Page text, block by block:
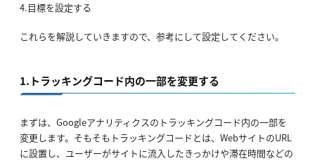
4.目標を設定する
これらを解説していきますので、参考にして設定してください。
1.トラッキングコード内の一部を変更する
まずは、Googleアナリティクスのトラッキングコード内の一部を
変更します。そもそもトラッキングコードとは、WebサイトのURL
に設置し、ユーザーがサイトに流入したきっかけや滞在時間などの